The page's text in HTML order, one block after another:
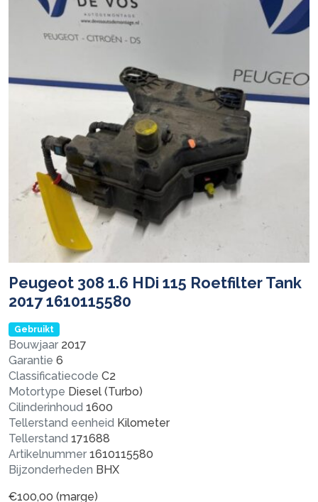
Peugeot 308 1.6 HDi 115 Roetfilter Tank
2017 1610115580
Gebruikt
Bouwjaar 2017
Garantie 6
Classificatiecode C2
Motortype Diesel (Turbo)
Cilinderinhoud 1600
Tellerstand eenheid Kilometer
Tellerstand 171688
Artikelnummer 1610115580
Bijzonderheden BHX
€100,00 (marge)